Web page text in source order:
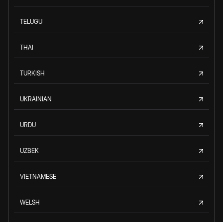
TELUGU
THAI
TURKISH
UKRAINIAN
URDU
UZBEK
VIETNAMESE
WELSH